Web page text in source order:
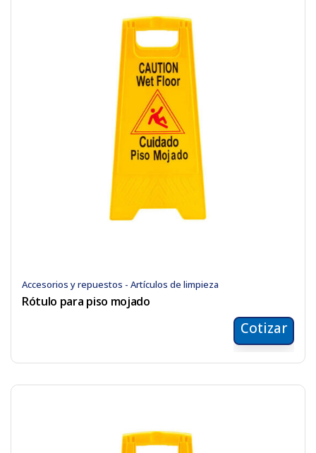
Accesorios y repuestos - Artículos de limpieza
Rótulo para piso mojado
Cotizar